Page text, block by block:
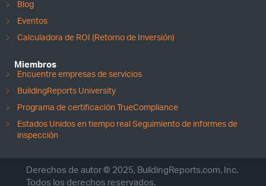
Blog
Eventos
Calculadora de ROI (Retorno de Inversión)
Miembros
Encuentre empresas de servicios
BuildingReports University
Programa de certificación TrueCompliance
Estados Unidos en tiempo real Seguimiento de informes de
inspección
Derechos de autor © 2025, BuildingReports.com, Inc.
Todos los derechos reservados.